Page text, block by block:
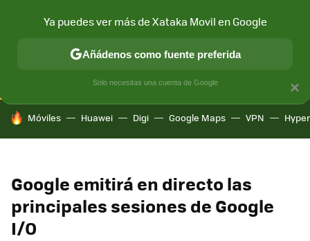
CONECTIVIDAD MÓVIL Y SOCIEDAD APLICACIONES
HOY SE HABLA DE
Móviles Huawei Digi Google Maps VPN
Google emitirá en directo las
principales sesiones de Google
I/O
×
Ya puedes ver más de Xataka Movil en Google
Añádenos como fuente preferida
Solo necesitas una cuenta de Google